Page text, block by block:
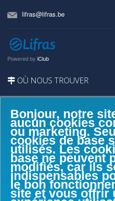
Bonjour, notre
aucun cookies
ou marketing.
cookies de base
utilisés. Les
base ne peuvent
modifiés, car ils
indispensables
le bon
site et vous offrir
lifras@lifras.be
Powered by iClub
OÙ NOUS TROUVER